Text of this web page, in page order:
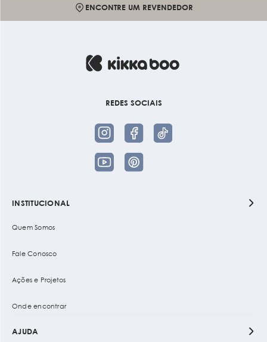
ENCONTRE UM REVENDEDOR
REDES SOCIAIS
INSTITUCIONAL
Quem Somos
Fale Conosco
Ações e Projetos
Onde encontrar
AJUDA